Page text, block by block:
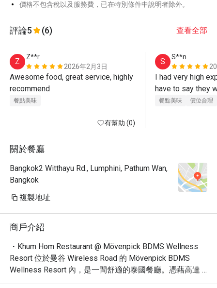
價格不包含稅以及服務費，已在特別條件中說明者除外。
評論5 (6) 查看全部
Z
Z**r
2026年2月3日
Awesome food, great service, highly
餐點美味
有幫助 (0)
S
S**n
I had very high
have to say they
Beautiful Thai
餐點美味 價位合理
關於餐廳
Bangkok2 Witthayu Rd., Lumphini, Pathum Wan,
Bangkok
複製地址
商戶介紹
・Khum Hom Restaurant @ Mövenpick BDMS Wellness
Resort 位於曼谷 Wireless Road 的 Mövenpick BDMS
Wellness Resort 內，是一間舒適的泰國餐廳。憑藉高達
4.8 星的卓越評價，廣受午餐、晚餐及獨自用餐者的青